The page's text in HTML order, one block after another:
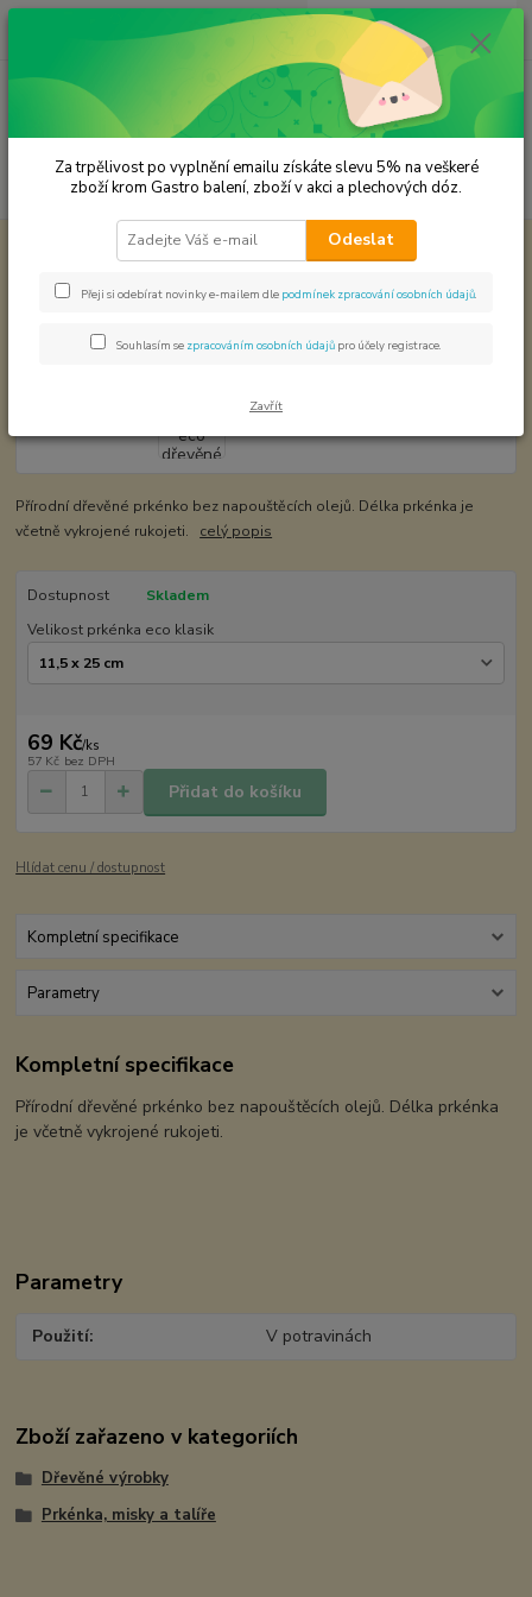
Menu
Hledat
ks
za 0,00 Kč
Dřevěné výrobky Prkénko eco dřevěné
Prkénko eco dřevěné
Přírodní dřevěné prkénko bez napouštěcích olejů. Délka prkénka je
včetně vykrojené rukojeti. celý popis
Dostupnost
Skladem
Velikost prkénka eco klasik
69 Kč/ks
57 Kč bez DPH
Přidat do košíku
Hlídat cenu / dostupnost
Kompletní specifikace
Parametry
Kompletní specifikace
Přírodní dřevěné prkénko bez napouštěcích olejů. Délka prkénka
je včetně vykrojené rukojeti.
Parametry
Použití V potravinách
Zboží zařazeno v kategoriích
Dřevěné výrobky
Prkénka, misky a talíře
Za trpělivost po vyplnění emailu získáte slevu 5% na veškeré
zboží krom Gastro balení, zboží v akci a plechových dóz.
Odeslat
Přeji si odebírat novinky e-mailem dle podmínek zpracování osobních údajů
Souhlasím se zpracováním osobních údajů pro účely registrace.
Zavřít